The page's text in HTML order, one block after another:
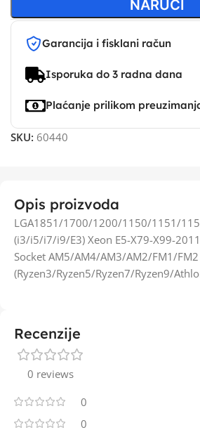
NARUČI
Garancija i fisklani račun
Isporuka do 3 radna dana
Plaćanje prilikom
SKU: 60440
Opis proizvoda
LGA1851/1700/1200/1150/1151/
(i3/i5/i7/i9/E3) Xeon E5-X79-X99-
Socket AM5/AM4/AM3/AM2/FM1/FM2
(Ryzen3/Ryzen5/Ryzen7/Ryzen9/
Recenzije
0 reviews
0
0